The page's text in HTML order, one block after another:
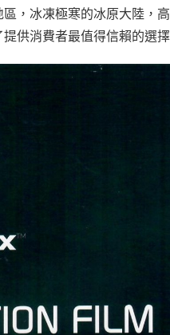
，冰凍極寒的冰原大陸，
供消費者最值得信賴的選擇